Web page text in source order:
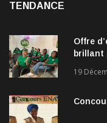
TENDANCE
Offre
brillant
19